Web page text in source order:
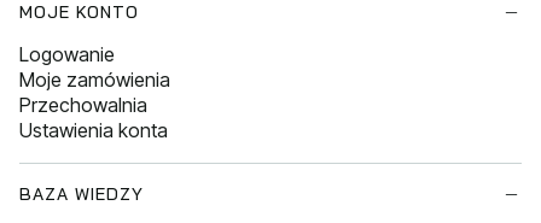
MOJE KONTO
Logowanie
Moje zamówienia
Przechowalnia
Ustawienia konta
BAZA WIEDZY